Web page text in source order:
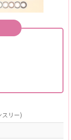
リー)